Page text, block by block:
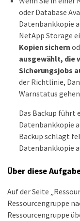
oder Database
Datenbankkopie
NetApp Storage
Kopien sichern
ausgewählt, die
Sicherungsjobs
der Richtlinie,
Warnstatus
Das Backup führt
Datenbankkopie
Backup schlägt
Datenbankkopie
Über diese
Auf der Seite
Ressourcengruppe
Ressourcengruppe